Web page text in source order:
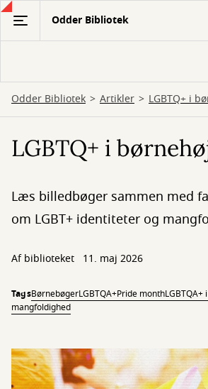
Gå
hovedindhold
Odder Bibliotek
Odder Bibliotek Artikler LGBTQ+ i
LGBTQ+ i
Læs billedbøger sammen med
om LGBT+ identiteter og
Af biblioteket 11. maj 2026
TagsBørnebøgerLGBTQA+Pride monthLGBTQA+
mangfoldighed